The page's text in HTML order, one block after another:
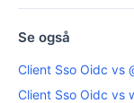
Se også
Client Sso Oidc vs
Client Sso Oidc vs